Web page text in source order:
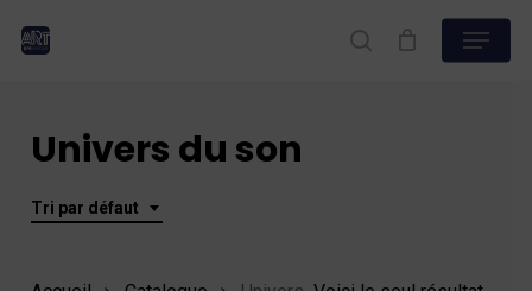
search
Menu
Univers du son
Tri par défaut